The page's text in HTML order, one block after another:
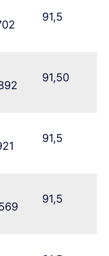
91,5
91,50
91,5
91,5